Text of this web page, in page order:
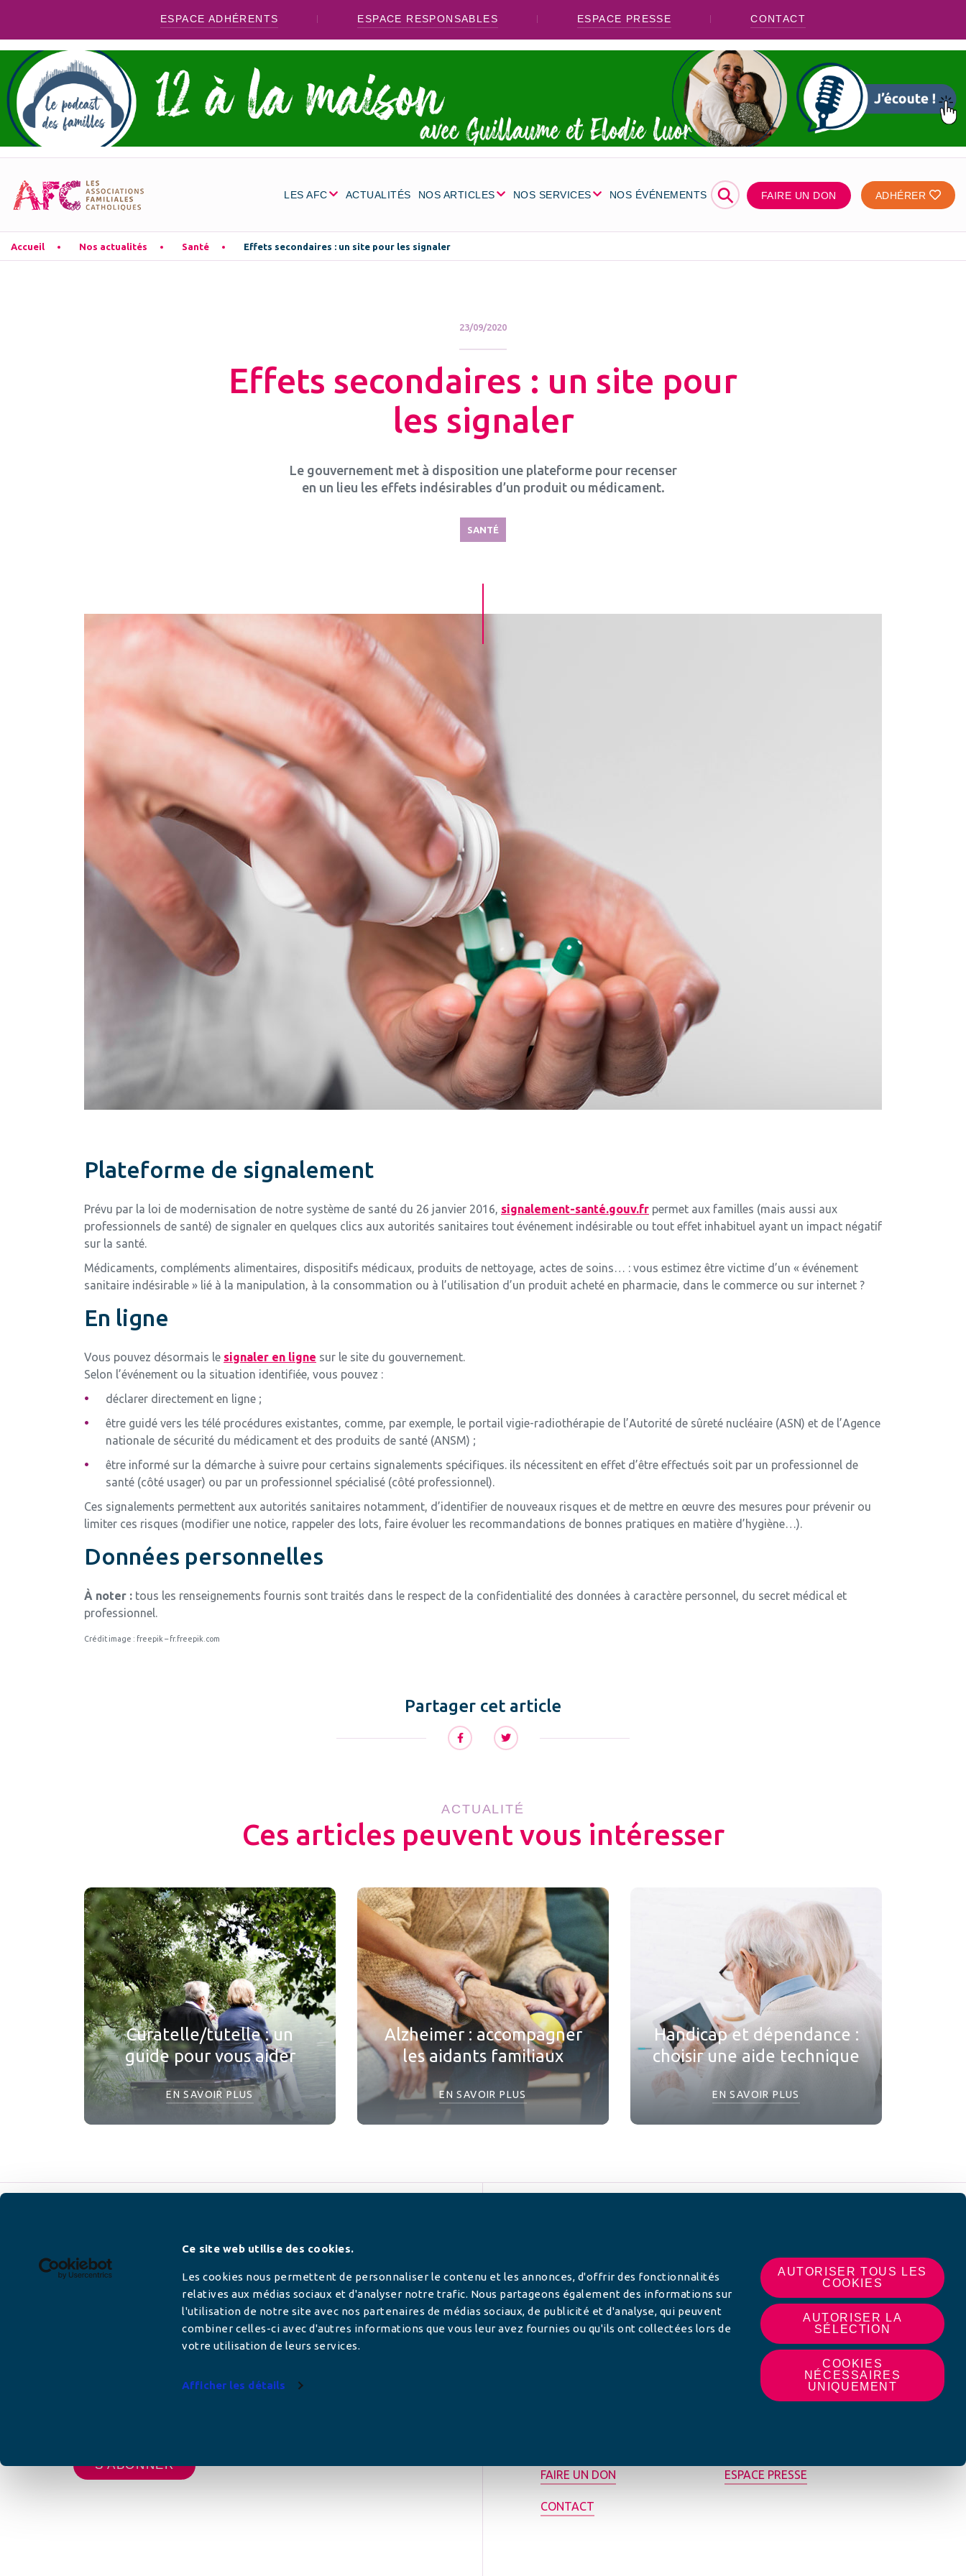
Ce site web utilise des cookies.
Les cookies nous permettent de personnaliser le contenu et les annonces, d'offrir des fonctionnalités
relatives aux médias sociaux et d'analyser notre trafic. Nous partageons également des informations sur
l'utilisation de notre site avec nos partenaires de médias sociaux, de publicité et d'analyse, qui peuvent
combiner celles-ci avec d'autres informations que vous leur avez fournies ou qu'ils ont collectées lors de
votre utilisation de leurs services.
Afficher les détails
AUTORISER TOUS LES
COOKIES
AUTORISER LA
SÉLECTION
COOKIES
NÉCESSAIRES
UNIQUEMENT
ESPACE ADHÉRENTS ESPACE RESPONSABLES ESPACE PRESSE CONTACT
LES AFC ACTUALITÉS NOS ARTICLES NOS SERVICES NOS ÉVÉNEMENTS ⚲ FAIRE UN DON ADHÉRER
Accueil Nos actualités Santé Effets secondaires : un site pour les signaler
23/09/2020
Effets secondaires : un site pour
les signaler
Le gouvernement met à disposition une plateforme pour recenser
en un lieu les effets indésirables d’un produit ou médicament.
SANTÉ
Plateforme de signalement
Prévu par la loi de modernisation de notre système de santé du 26 janvier 2016, signalement-santé.gouv.fr permet aux familles (mais aussi aux
professionnels de santé) de signaler en quelques clics aux autorités sanitaires tout événement indésirable ou tout effet inhabituel ayant un impact négatif
sur la santé.
Médicaments, compléments alimentaires, dispositifs médicaux, produits de nettoyage, actes de soins… : vous estimez être victime d’un « événement
sanitaire indésirable » lié à la manipulation, à la consommation ou à l’utilisation d’un produit acheté en pharmacie, dans le commerce ou sur internet ?
En ligne
Vous pouvez désormais le signaler en ligne sur le site du gouvernement.
Selon l’événement ou la situation identifiée, vous pouvez :
déclarer directement en ligne ;
être guidé vers les télé procédures existantes, comme, par exemple, le portail vigie-radiothérapie de l’Autorité de sûreté nucléaire (ASN) et de l’Agence
nationale de sécurité du médicament et des produits de santé (ANSM) ;
être informé sur la démarche à suivre pour certains signalements spécifiques. ils nécessitent en effet d’être effectués soit par un professionnel de
santé (côté usager) ou par un professionnel spécialisé (côté professionnel).
Ces signalements permettent aux autorités sanitaires notamment, d’identifier de nouveaux risques et de mettre en œuvre des mesures pour prévenir ou
limiter ces risques (modifier une notice, rappeler des lots, faire évoluer les recommandations de bonnes pratiques en matière d’hygiène…).
Données personnelles
À noter : tous les renseignements fournis sont traités dans le respect de la confidentialité des données à caractère personnel, du secret médical et
professionnel.
Crédit image : freepik – fr.freepik.com
Partager cet article
ACTUALITÉ
Ces articles peuvent vous intéresser
Curatelle/tutelle : un
guide pour vous aider
EN SAVOIR PLUS
Alzheimer : accompagner
les aidants familiaux
EN SAVOIR PLUS
Handicap et dépendance :
choisir une aide technique
EN SAVOIR PLUS
Newsletter
FAIRE UN DON ESPACE PRESSE
CONTACT